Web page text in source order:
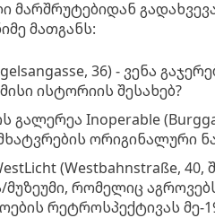
მათგანს:
36) - ვენა
ისტორიის შესახებ?
გალერეა Inoperable
ორიგინალური
(Westbahnstraße,
მუზეუმი, რომელიც
რეტროსპექტივას მე-